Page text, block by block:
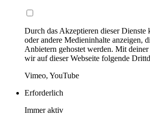
Durch das Akzeptieren dieser
oder andere Medieninhalte anzeigen,
Anbietern gehostet werden. Mit
wir auf dieser Webseite folgende
Vimeo, YouTube
Erforderlich
Immer aktiv